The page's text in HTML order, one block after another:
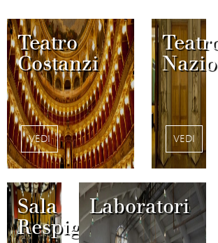
Teatro
Costanzi
VEDI VEDI
Sala
Respighi
Laboratori